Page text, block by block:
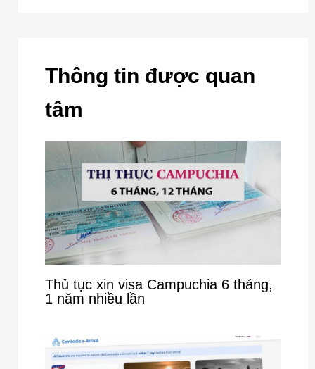
Thông tin được quan
tâm
Thủ tục xin visa Campuchia 6 tháng,
1 năm nhiều lần